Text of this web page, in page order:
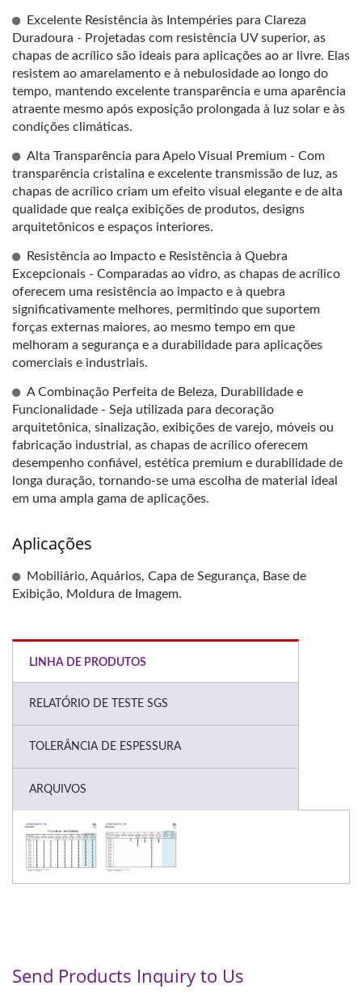
Excelente Resistência às Intempéries para Clareza
Duradoura - Projetadas com resistência UV superior, as
chapas de acrílico são ideais para aplicações ao ar livre. Elas
resistem ao amarelamento e à nebulosidade ao longo do
tempo, mantendo excelente transparência e uma aparência
atraente mesmo após exposição prolongada à luz solar e às
condições climáticas.
Alta Transparência para Apelo Visual Premium - Com
transparência cristalina e excelente transmissão de luz, as
chapas de acrílico criam um efeito visual elegante e de alta
qualidade que realça exibições de produtos, designs
arquitetônicos e espaços interiores.
Resistência ao Impacto e Resistência à Quebra
Excepcionais - Comparadas ao vidro, as chapas de acrílico
oferecem uma resistência ao impacto e à quebra
significativamente melhores, permitindo que suportem
forças externas maiores, ao mesmo tempo em que
melhoram a segurança e a durabilidade para aplicações
comerciais e industriais.
A Combinação Perfeita de Beleza, Durabilidade e
Funcionalidade - Seja utilizada para decoração
arquitetônica, sinalização, exibições de varejo, móveis ou
fabricação industrial, as chapas de acrílico oferecem
desempenho confiável, estética premium e durabilidade de
longa duração, tornando-se uma escolha de material ideal
em uma ampla gama de aplicações.
Aplicações
Mobiliário, Aquários, Capa de Segurança, Base de
Exibição, Moldura de Imagem.
LINHA DE PRODUTOS
RELATÓRIO DE TESTE SGS
TOLERÂNCIA DE ESPESSURA
ARQUIVOS